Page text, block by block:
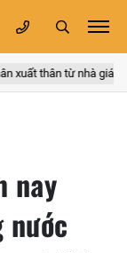
xuất thân từ nhà giáo
nay
nước